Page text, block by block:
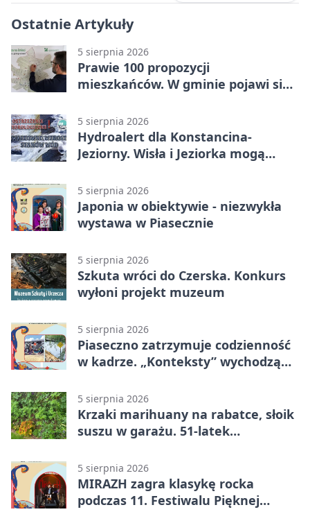
Ostatnie Artykuły
5 sierpnia 2026
Prawie 100 propozycji
mieszkańców. W gminie pojawi się
5 sierpnia 2026
Hydroalert dla Konstancina-
Jeziorny. Wisła i Jeziorka mogą
5 sierpnia 2026
Japonia w obiektywie - niezwykła
wystawa w Piasecznie
5 sierpnia 2026
Szkuta wróci do Czerska. Konkurs
wyłoni projekt muzeum
5 sierpnia 2026
Piaseczno zatrzymuje codzienność
w kadrze. „Konteksty” wychodzą
5 sierpnia 2026
Krzaki marihuany na rabatce, słoik
suszu w garażu. 51-latek
5 sierpnia 2026
MIRAZH zagra klasykę rocka
podczas 11. Festiwalu Pięknej